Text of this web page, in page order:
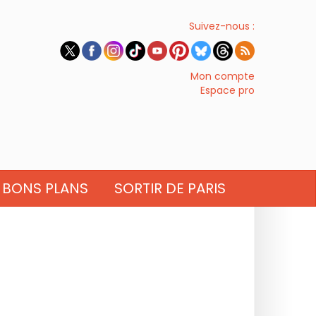
Suivez-nous :
Mon compte
Espace pro
BONS PLANS SORTIR DE PARIS